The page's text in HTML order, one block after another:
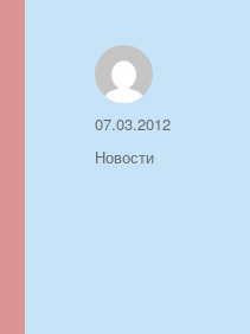
Автор
Опубликовано
07.03.2012
Рубрики
Новости